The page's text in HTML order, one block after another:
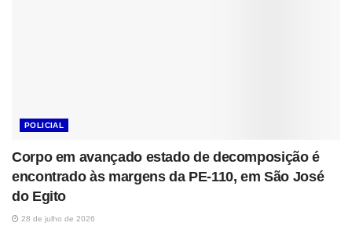
POLICIAL
Corpo em avançado estado de decomposição é
encontrado às margens da PE-110, em São José
do Egito
28 de julho de 2026